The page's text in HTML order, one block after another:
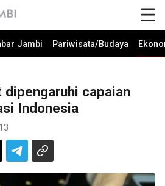
Jambi Pariwisata/Budaya
dipengaruhi capaian
Indonesia